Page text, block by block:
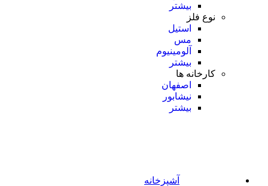
بیشتر
نوع فلز
استیل
مس
آلومینیوم
بیشتر
کارخانه ها
اصفهان
نیشابور
بیشتر
آشپزخانه